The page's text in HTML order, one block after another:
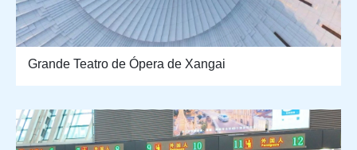
Grande Teatro de Ópera de Xangai